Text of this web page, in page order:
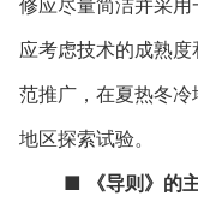
修应尽量简洁并采
应考虑技术的成熟
范推广，在夏热冬
地区探索试验。
■
《导则》的